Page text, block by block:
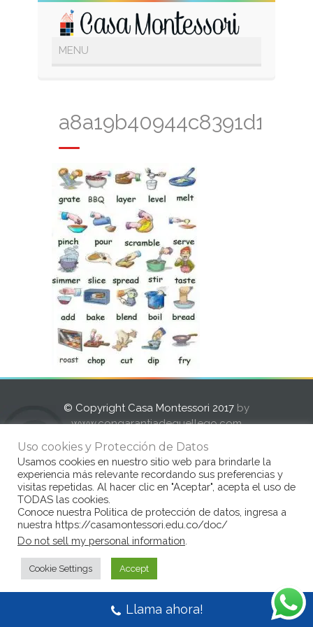
© Copyright Casa Montessori 2017 by
www.congarantiadequellego.com
Uso cookies y Protección de Datos
Usamos cookies en nuestro sitio web para brindarle la
experiencia más relevante recordando sus preferencias y
visitas repetidas. Al hacer clic en "Aceptar", acepta el uso de
TODAS las cookies.
Conoce nuestra Politica de protección de datos, ingresa a
nuestra https://casamontessori.edu.co/doc/
Do not sell my personal information
Cookie Settings Accept
Llama ahora!